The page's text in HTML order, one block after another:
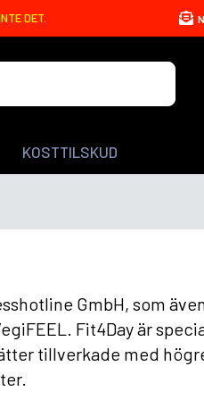
DET.
KOSTTILSKUD
GmbH, som
Fit4Day är
tillverkade med